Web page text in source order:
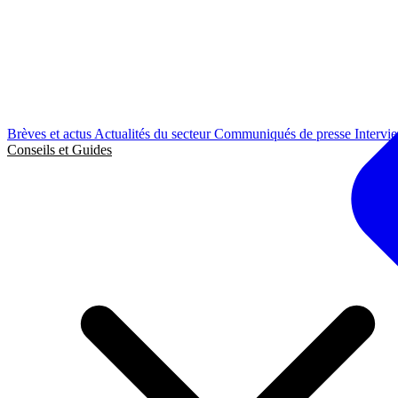
Brèves et actus Actualités du secteurCommuniqués de presse
Conseils et Guides